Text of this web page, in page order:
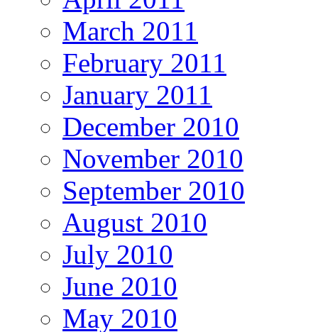
March 2011
February 2011
January 2011
December 2010
November 2010
September 2010
August 2010
July 2010
June 2010
May 2010